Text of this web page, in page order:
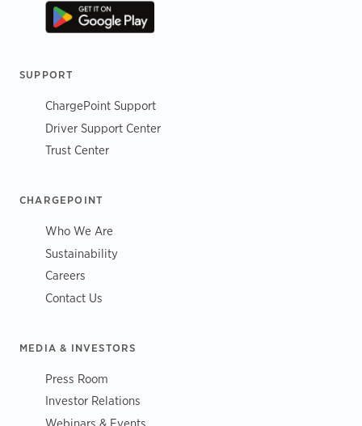
SUPPORT
ChargePoint Support
Driver Support Center
Trust Center
CHARGEPOINT
Who We Are
Sustainability
Careers
Contact Us
MEDIA & INVESTORS
Press Room
Investor Relations
Webinars & Events